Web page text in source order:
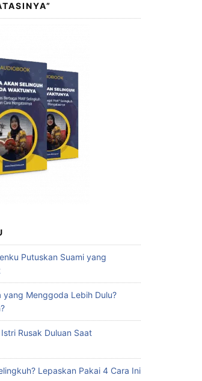
Putuskan Suami yang
yang Menggoda Lebih Dulu?
Rusak Duluan Saat
Lepaskan Pakai 4 Cara Ini